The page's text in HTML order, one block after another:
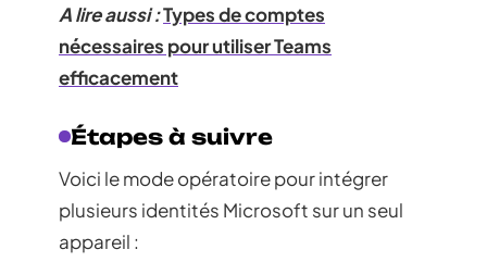
A lire aussi :Types de comptes
nécessaires pour utiliser Teams
efficacement
Étapes à suivre
Voici le mode opératoire pour intégrer
plusieurs identités Microsoft sur un seul
appareil :